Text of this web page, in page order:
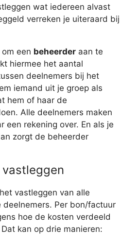
wat iedereen alvast
verreken je uiteraard bij
een beheerder aan te
hiermee het aantal
deelnemers bij het
iemand uit je groep als
hem of haar de
Alle deelnemers maken
een rekening over. En als je
zorgt de beheerder
vastleggen van alle
deelnemers. Per bon/factuur
hoe de kosten verdeeld
kan op drie manieren: